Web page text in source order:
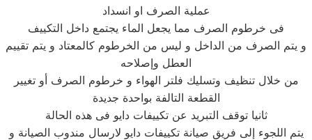
عملية الصرف او انسداد
فى خرطوم الصرف مما يجعل الماء يجتمع داخل التكييف
و يتم الصرف من الداخل و ليس من الخرطوم كالمعتاد و يتم تقييم
العطل وإصلاحه
من خلال تنظيف وتسليك فلتر الهواء و خرطوم الصرف أو تغيير
القطعة التالفة بواحدة جديدة
ثانيا توقف التبريد عن تكييفات دايو فى هذه الحالة
يتم اللجوء إلى فريق صيانة تكييفات دايو لارسال مندوب الصيانة و